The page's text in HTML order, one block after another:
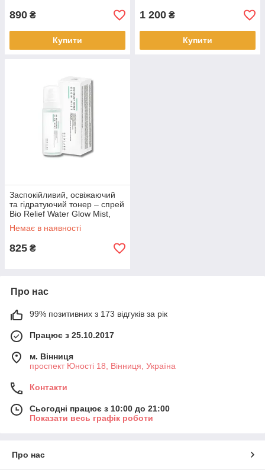
890 ₴
Купити
1 200 ₴
Купити
Заспокійливий, освіжаючий
та гідратуючий тонер – cпрей
Bio Relief Water Glow Mist,
100 мл (696793)
Немає в наявності
825 ₴
Про нас
99% позитивних з 173 відгуків за рік
Працює з 25.10.2017
м. Вінниця
проспект Юності 18, Вінниця, Україна
Контакти
Сьогодні працює з 10:00 до 21:00
Показати весь графік роботи
Про нас